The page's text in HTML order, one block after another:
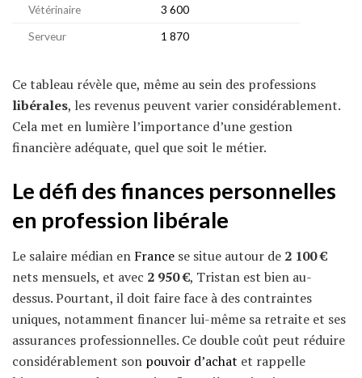
Vétérinaire 3 600
Serveur 1 870
Ce tableau révèle que, même au sein des professions
libérales, les revenus peuvent varier considérablement.
Cela met en lumière l’importance d’une gestion
financière adéquate, quel que soit le métier.
Le défi des finances personnelles
en profession libérale
Le salaire médian en France se situe autour de 2 100 €
nets mensuels, et avec 2 950 €, Tristan est bien au-
dessus. Pourtant, il doit faire face à des contraintes
uniques, notamment financer lui-même sa retraite et ses
assurances professionnelles. Ce double coût peut réduire
considérablement son pouvoir d’achat et rappelle